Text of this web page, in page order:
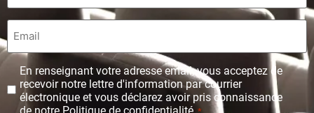
Email
Protection
des
données
personnelles
En renseignant votre adresse email, vous acceptez de
recevoir notre lettre d'information par courrier
électronique et vous déclarez avoir pris connaissance